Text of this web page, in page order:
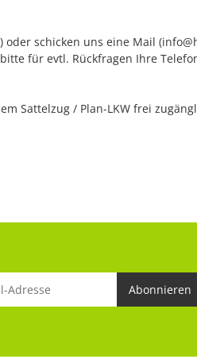
schicken uns eine Mail
für evtl. Rückfragen Ihre
Sattelzug / Plan-LKW frei
Abonnieren